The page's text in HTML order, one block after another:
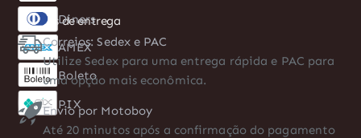
Formas de entrega
Correios: Sedex e PAC
Utilize Sedex para uma entrega rápida e PAC para
uma opção mais econômica.
Envio por Motoboy
Até 20 minutos após a confirmação do pagamento